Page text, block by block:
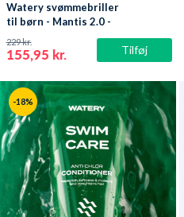
Tilføj
Watery svømmebriller
til børn - Mantis 2.0 -
Atlantic Pink/klar
155,95 kr.
229 kr.
-18%